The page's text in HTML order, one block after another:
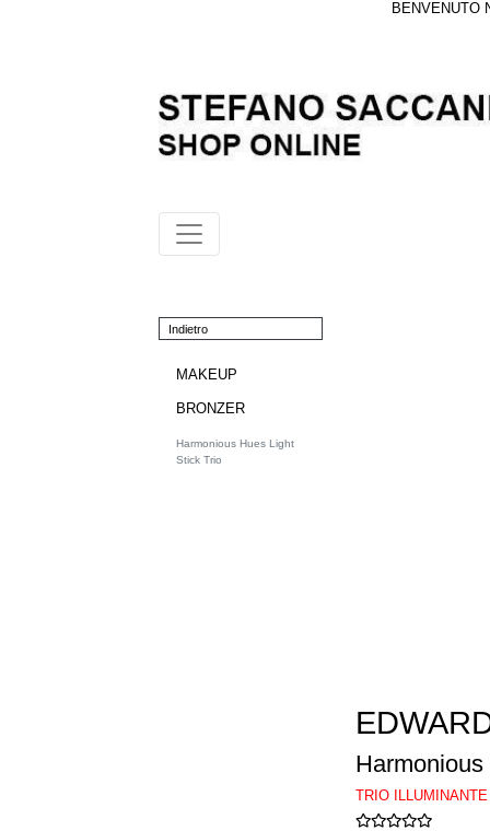
BENVENUTO
Indietro
MAKEUP
BRONZER
Harmonious Hues Light
Stick Trio
TRIO ILLUMINANTE